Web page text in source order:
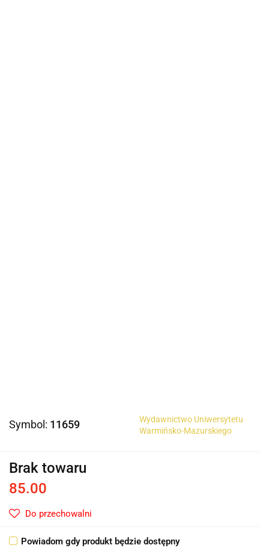
Symbol: 11659
Wydawnictwo Uniwersytetu
Warmińsko-Mazurskiego
Brak towaru
85.00
Do przechowalni
Powiadom gdy produkt będzie dostępny